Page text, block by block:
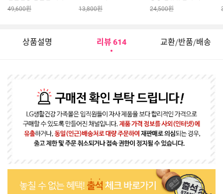
제 리필 10kg*2개 (일반/
드럼 겸용)
49,600원 13,800원
잇골드
24,500원
상품설명 리뷰 614 교환/반품/배송